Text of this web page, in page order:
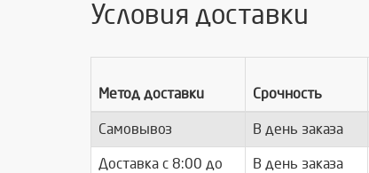
Условия доставки
Метод доставки Срочность
Самовывоз В день заказа
Доставка c 8:00 до
В день заказа